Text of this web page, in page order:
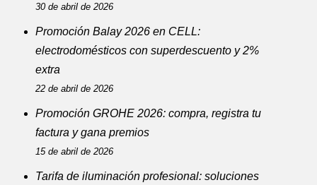
30 de abril de 2026
Promoción Balay 2026 en CELL:
electrodomésticos con superdescuento y 2%
extra
22 de abril de 2026
Promoción GROHE 2026: compra, registra tu
factura y gana premios
15 de abril de 2026
Tarifa de iluminación profesional: soluciones